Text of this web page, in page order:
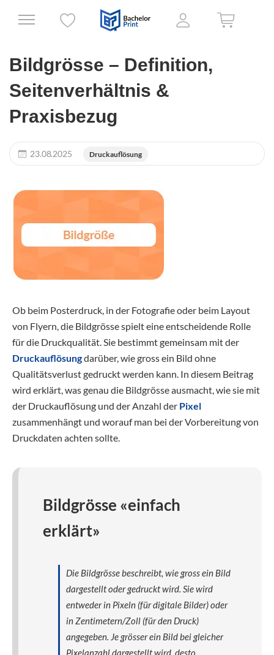
Bildgrösse – Definition,
Seitenverhältnis &
Praxisbezug
23.08.2025 Druckauflösung
Ob beim Posterdruck, in der Fotografie oder beim Layout
von Flyern, die Bildgrösse spielt eine entscheidende Rolle
für die Druckqualität. Sie bestimmt gemeinsam mit der
Druckauflösungdarüber, wie gross ein Bild ohne
Qualitätsverlust gedruckt werden kann. In diesem Beitrag
wird erklärt, was genau die Bildgrösse ausmacht, wie sie mit
der Druckauflösung und der Anzahl der Pixel
zusammenhängt und worauf man bei der Vorbereitung von
Druckdaten achten sollte.
Bildgrösse «einfach
erklärt»
Die Bildgrösse beschreibt, wie gross ein Bild
dargestellt oder gedruckt wird. Sie wird
entweder in Pixeln (für digitale Bilder) oder
in Zentimetern/Zoll (für den Druck)
angegeben. Je grösser ein Bild bei gleicher
Pixelanzahl dargestellt wird, desto